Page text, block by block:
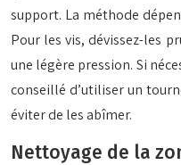
support. La méthode
Pour les vis, dévissez-les
une légère pression. Si
conseillé d’utiliser un
éviter de les abîmer.
Nettoyage de la